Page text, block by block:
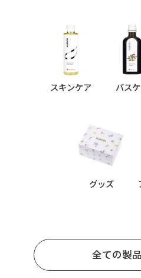
スキンケア バス
グッズ
全ての製